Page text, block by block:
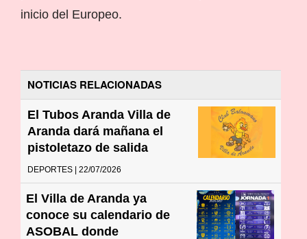
inicio del Europeo.
NOTICIAS RELACIONADAS
El Tubos Aranda Villa de
Aranda dará mañana el
pistoletazo de salida
DEPORTES | 22/07/2026
El Villa de Aranda ya
conoce su calendario de
ASOBAL donde